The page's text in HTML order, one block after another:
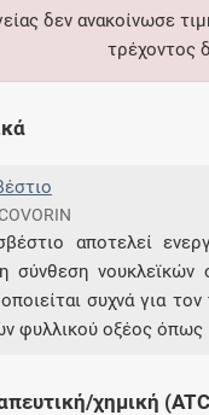
δεν ανακοίνωσε
τρέχοντος
αποτελεί
σύνθεση νουκλεϊκών
συχνά για
φυλλικού οξέος όπως
χημική